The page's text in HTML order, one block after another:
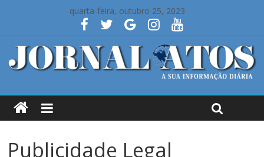
quarta-feira, outubro 25, 2023
Publicidade Legal